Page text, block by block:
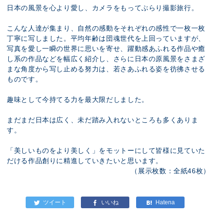
日本の風景を心より愛し、カメラをもってぶらり撮影旅行。
こんな人達が集まり、自然の感動をそれぞれの感性で一枚一枚
丁寧に写しました。平均年齢は団魂世代を上回っていますが、
写真を愛し一瞬の世界に思いを寄せ、躍動感あふれる作品や癒
し系の作品などを幅広く紹介し、さらに日本の原風景をさまざ
まな角度から写し止める努力は、若さあふれる姿を彷彿させる
ものです。
趣味として今持てる力を最大限だしました。
まだまだ日本は広く、未だ踏み入れないところも多くありま
す。
「美しいものをより美しく」をモットーにして皆様に見ていた
だける作品創りに精進していきたいと思います。
（展示枚数：全紙46枚）